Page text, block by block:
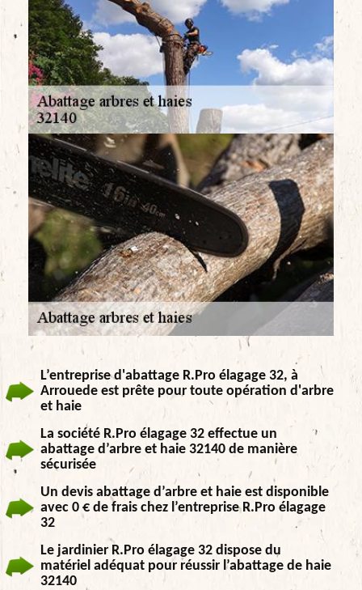
L’entreprise d'abattage R.Pro élagage 32, à
Arrouede est prête pour toute opération d'arbre
et haie
La société R.Pro élagage 32 effectue un
abattage d’arbre et haie 32140 de manière
sécurisée
Un devis abattage d’arbre et haie est disponible
avec 0 € de frais chez l’entreprise R.Pro élagage
32
Le jardinier R.Pro élagage 32 dispose du
matériel adéquat pour réussir l’abattage de haie
32140